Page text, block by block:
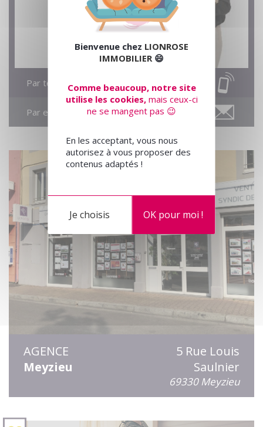
Par téléphone
Par email
AGENCE
Meyzieu
5 Rue Louis
Saulnier
69330 Meyzieu
Bienvenue chez LIONROSE
IMMOBILIER😄
Comme beaucoup, notre site
utilise les cookies,mais ceux-ci
ne se mangent pas 😉
En les acceptant, vous nous
autorisez à vous proposer des
contenus adaptés !
OK pour moi !
Je choisis